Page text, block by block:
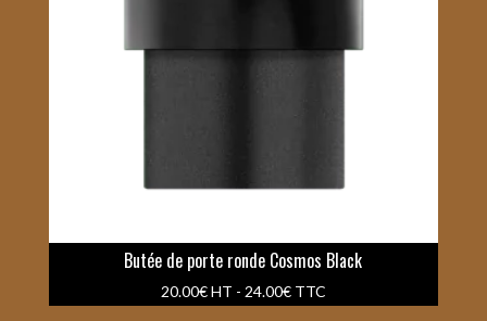
Butée de porte ronde Cosmos Black
20.00€HT - 24.00€TTC